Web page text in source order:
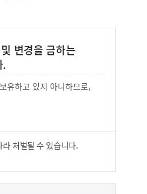
변경을 금하는
.
유하고 있지 아니하므로,
처벌될 수 있습니다.